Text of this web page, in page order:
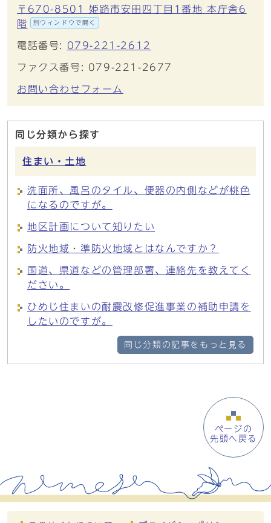
〒670-8501 姫路市安田四丁目1番地 本庁舎6
階
別ウィンドウで開く
電話番号: 079-221-2612
ファクス番号: 079-221-2677
お問い合わせフォーム
同じ分類から探す
住まい・土地
洗面所、風呂のタイル、便器の内側などが桃色
になるのですが。
地区計画について知りたい
防火地域・準防火地域とはなんですか？
国道、県道などの管理部署、連絡先を教えてく
ださい。
ひめじ住まいの耐震改修促進事業の補助申請を
したいのですが。
同じ分類の記事をもっと見る
ページの
先頭へ戻る